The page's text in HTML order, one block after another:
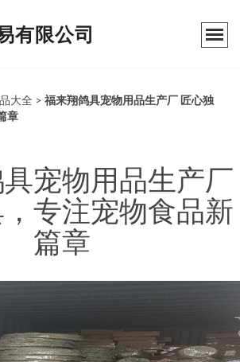
有限公司
大全 > 福来翔鸽具宠物用品生产厂 匠心独
章
宠物用品生产厂
专注宠物食品新
篇章